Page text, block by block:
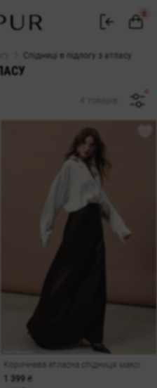
Спідниці в підлогу з атласу
Коричнева атласна спідниця максі
1 399 ₴